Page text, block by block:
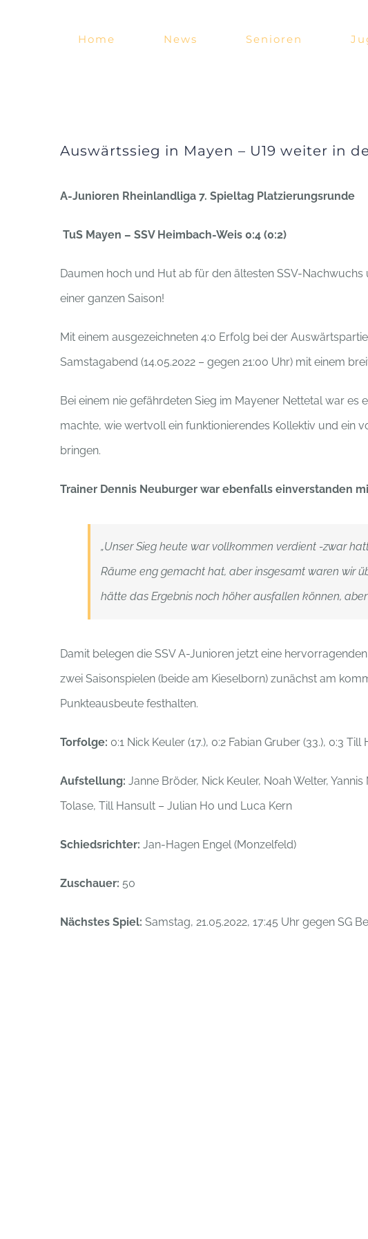
Home News Senioren
Auswärtssieg in Mayen – U19 weiter in
A-Junioren Rheinlandliga 7. Spieltag Platzierungsrunde
TuS Mayen – SSV Heimbach-Weis 0:4 (0:2)
Daumen hoch und Hut ab für den ältesten SSV-
einer ganzen Saison!
Mit einem ausgezeichneten 4:0 Erfolg bei der
Samstagabend (14.05.2022 – gegen 21:00 Uhr) mit einem
Bei einem nie gefährdeten Sieg im Mayener Nettetal war
machte, wie wertvoll ein funktionierendes Kollektiv und ein
bringen.
Trainer Dennis Neuburger war ebenfalls einverstanden
„Unser Sieg heute war vollkommen verdient -zwar
Räume eng gemacht hat, aber insgesamt waren wir
hätte das Ergebnis noch höher ausfallen können,
Damit belegen die SSV A-Junioren jetzt eine
zwei Saisonspielen (beide am Kieselborn) zunächst am
Punkteausbeute festhalten.
Torfolge: 0:1 Nick Keuler (17.), 0:2 Fabian Gruber (33.), 0:3 Till
Aufstellung: Janne Bröder, Nick Keuler, Noah Welter,
Tolase, Till Hansult – Julian Ho und Luca Kern
Schiedsrichter: Jan-Hagen Engel (Monzelfeld)
Zuschauer: 50
Nächstes Spiel: Samstag, 21.05.2022, 17:45 Uhr gegen SG